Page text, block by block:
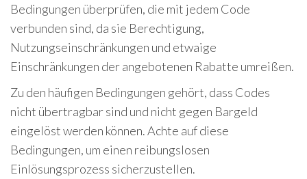
Bedingungen überprüfen, die mit jedem Code
verbunden sind, da sie Berechtigung,
Nutzungseinschränkungen und etwaige
Einschränkungen der angebotenen Rabatte umreißen.
Zu den häufigen Bedingungen gehört, dass Codes
nicht übertragbar sind und nicht gegen Bargeld
eingelöst werden können. Achte auf diese
Bedingungen, um einen reibungslosen
Einlösungsprozess sicherzustellen.